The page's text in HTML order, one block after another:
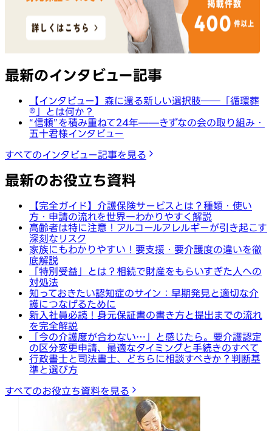
最新のインタビュー記事
【インタビュー】森に還る新しい選択肢──「循環葬
®︎」とは何か？
“信頼”を積み重ねて24年——きずなの会の取り組み・
五十君様インタビュー
すべてのインタビュー記事を見る
最新のお役立ち資料
【完全ガイド】介護保険サービスとは？種類・使い
方・申請の流れを世界一わかりやすく解説
高齢者は特に注意！アルコールアレルギーが引き起こす
深刻なリスク
家族にもわかりやすい！要支援・要介護度の違いを徹
底解説
「特別受益」とは？相続で財産をもらいすぎた人への
対処法
知っておきたい認知症のサイン：早期発見と適切な介
護につなげるために
新入社員必読！身元保証書の書き方と提出までの流れ
を完全解説
「今の介護度が合わない…」と感じたら。要介護認定
の区分変更申請、最適なタイミングと手続きのすべて
行政書士と司法書士、どちらに相談すべきか？判断基
準と選び方
すべてのお役立ち資料を見る